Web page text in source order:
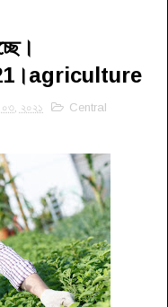
০৩, ২০২১
Central